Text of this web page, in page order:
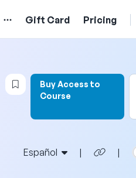
Gift Card Pricing
Login to bookmark this video
Buy Access to
Course
Español | |